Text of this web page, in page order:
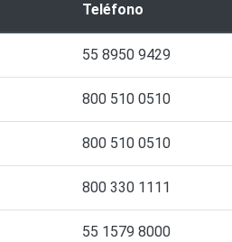
Teléfono
55 8950 9429
800 510 0510
800 510 0510
800 330 1111
55 1579 8000